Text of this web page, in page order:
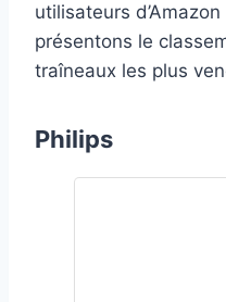
utilisateurs
présentons le
traîneaux les plus
Philips